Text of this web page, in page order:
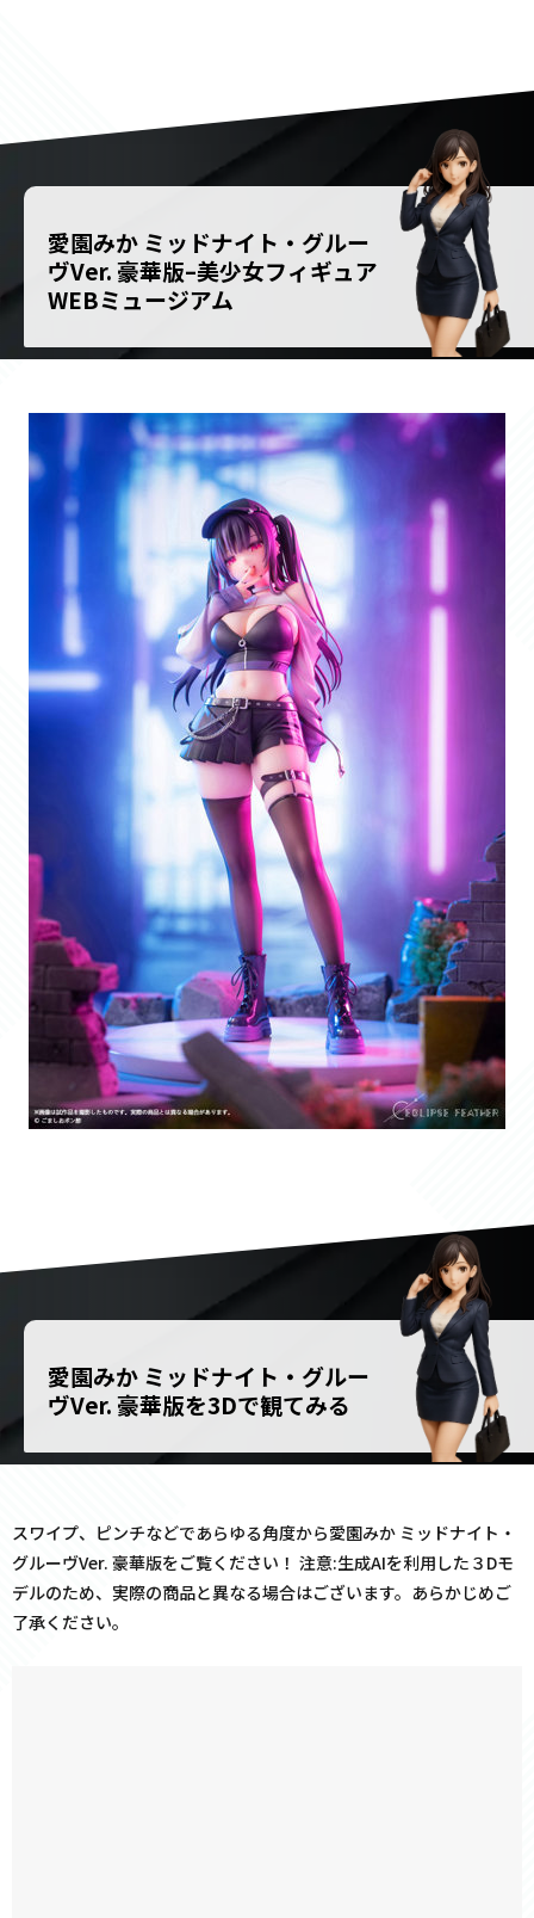
愛園みか ミッドナイト・グルー
ヴVer. 豪華版–美少女フィギュア
WEBミュージアム
愛園みか ミッドナイト・グルー
ヴVer. 豪華版を3Dで観てみる
スワイプ、ピンチなどであらゆる角度から愛園みか ミッドナイト・
グルーヴVer. 豪華版をご覧ください！ 注意:生成AIを利用した３Dモ
デルのため、実際の商品と異なる場合はございます。あらかじめご
了承ください。